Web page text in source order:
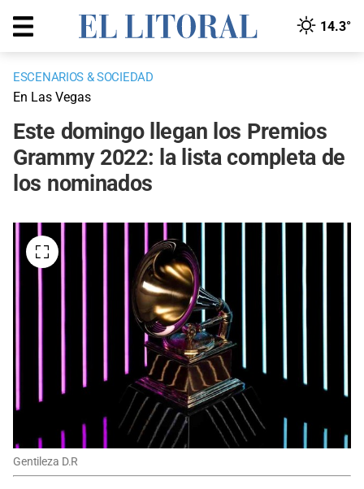
14.3°
ESCENARIOS & SOCIEDAD
En Las Vegas
Este domingo llegan los Premios
Grammy 2022: la lista completa de
los nominados
Gentileza D.R